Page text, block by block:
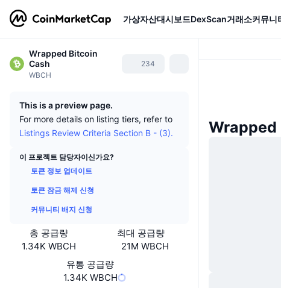
가상자산대시보드DexScan거래소커뮤니
Wrapped Bitcoin
Cash
WBCH
234
This is a preview page.
For more details on listing tiers, refer to
Listings Review Criteria Section B - (3).
이 프로젝트 담당자이신가요?
토큰 정보 업데이트
토큰 잠금 해제 신청
커뮤니티 배지 신청
총 공급량
1.34K WBCH
최대 공급량
21M WBCH
유통 공급량
1.34K WBCH
Wrapped